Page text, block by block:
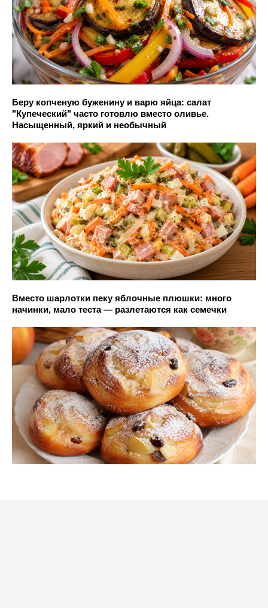
Беру копченую буженину и варю яйца: салат
"Купеческий" часто готовлю вместо оливье.
Насыщенный, яркий и необычный
Вместо шарлотки пеку яблочные плюшки: много
начинки, мало теста — разлетаются как семечки